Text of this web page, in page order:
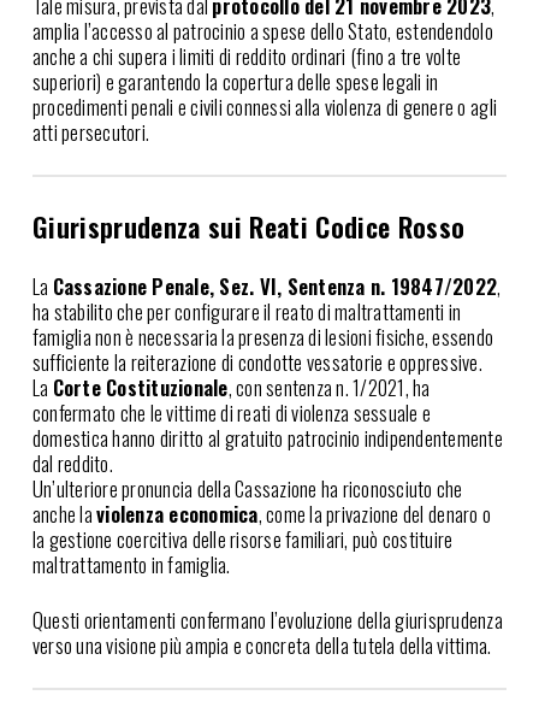
amplia l’accesso al patrocinio a spese dello Stato, estendendolo
anche a chi supera i limiti di reddito ordinari (fino a tre volte
superiori) e garantendo la copertura delle spese legali in
procedimenti penali e civili connessi alla violenza di genere o agli
atti persecutori.
Giurisprudenza sui Reati Codice Rosso
La Cassazione Penale, Sez. VI, Sentenza n. 19847/2022,
ha stabilito che per configurare il reato di maltrattamenti in
famiglia non è necessaria la presenza di lesioni fisiche, essendo
sufficiente la reiterazione di condotte vessatorie e oppressive.
La Corte Costituzionale, con sentenza n. 1/2021, ha
confermato che le vittime di reati di violenza sessuale e
domestica hanno diritto al gratuito patrocinio indipendentemente
dal reddito.
Un’ulteriore pronuncia della Cassazione ha riconosciuto che
anche laviolenza economica, come la privazione del denaro o
la gestione coercitiva delle risorse familiari, può costituire
maltrattamento in famiglia.
Questi orientamenti confermano l’evoluzione della giurisprudenza
verso una visione più ampia e concreta della tutela della vittima.